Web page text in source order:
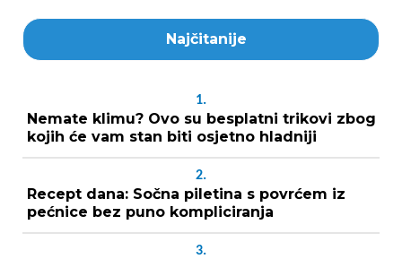
Najčitanije
1.
Nemate klimu? Ovo su besplatni trikovi zbog
kojih će vam stan biti osjetno hladniji
2.
Recept dana: Sočna piletina s povrćem iz
pećnice bez puno kompliciranja
3.